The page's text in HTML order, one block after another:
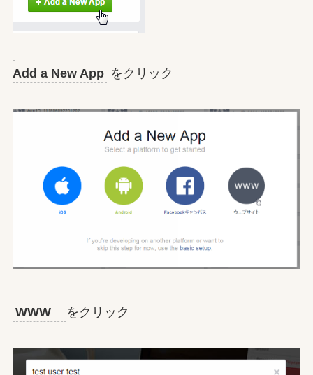
Add a New App をクリック
WWW をクリック